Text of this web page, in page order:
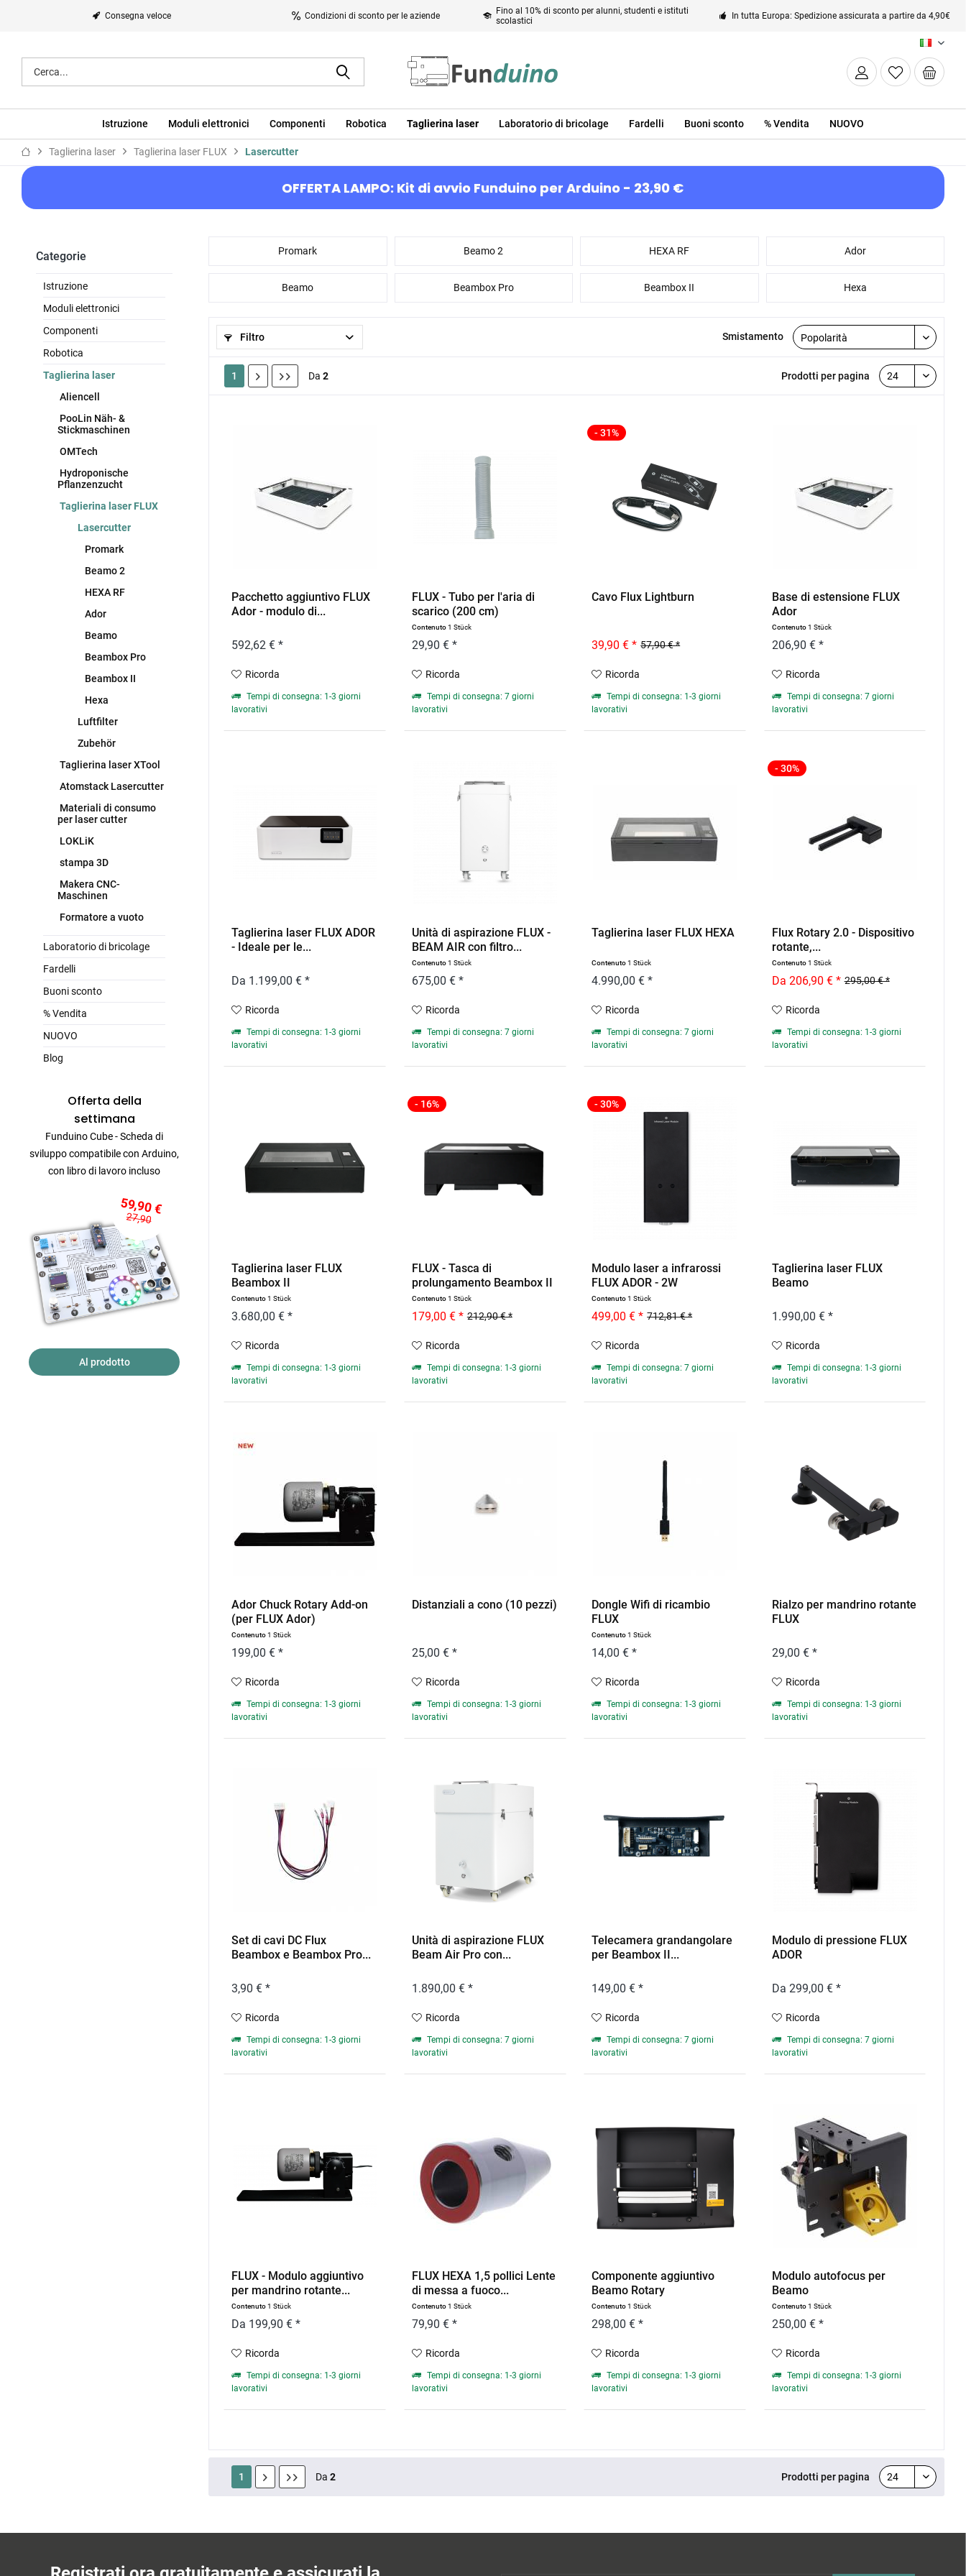
Consegna veloce Condizioni di sconto per le aziende
Fino al 10% di sconto per alunni, studenti e istituti
scolastici
In tutta Europa: Spedizione assicurata a partire da 4,90€
IT
Istruzione Moduli elettronici Componenti Robotica Taglierina laser Laboratorio di bricolage Fardelli Buoni sconto % Vendita NUOVO
Taglierina laser Taglierina laser FLUX Lasercutter
OFFERTA LAMPO: Kit di avvio Funduino per Arduino - 23,90 €
Categorie
Istruzione
Moduli elettronici
Componenti
Robotica
Taglierina laser
Aliencell
PooLin Näh- &
Stickmaschinen
OMTech
Hydroponische
Pflanzenzucht
Taglierina laser FLUX
Lasercutter
Promark
Beamo 2
HEXA RF
Ador
Beamo
Beambox Pro
Beambox II
Hexa
Luftfilter
Zubehör
Taglierina laser XTool
Atomstack Lasercutter
Materiali di consumo
per laser cutter
LOKLiK
stampa 3D
Makera CNC-
Maschinen
Formatore a vuoto
Laboratorio di bricolage
Fardelli
Buoni sconto
% Vendita
NUOVO
Blog
Offerta della
settimana
Funduino Cube - Scheda di
sviluppo compatibile con Arduino,
con libro di lavoro incluso
59,90 €
27,90
Al prodotto
Promark Beamo 2 HEXA RF Ador
Beamo Beambox Pro Beambox II Hexa
Filtro Smistamento
1 Da 2 Prodotti per pagina
Pacchetto aggiuntivo FLUX
Ador - modulo di...
592,62 € *
Ricorda
Tempi di consegna: 1-3 giorni
lavorativi
FLUX - Tubo per l'aria di
scarico (200 cm)
Contenuto1 Stück
29,90 € *
Ricorda
Tempi di consegna: 7 giorni
lavorativi
- 31%
Cavo Flux Lightburn
57,90 € *
39,90 € *
Ricorda
Tempi di consegna: 1-3 giorni
lavorativi
Base di estensione FLUX
Ador
Contenuto1 Stück
206,90 € *
Ricorda
Tempi di consegna: 7 giorni
lavorativi
Taglierina laser FLUX ADOR
- Ideale per le...
Da 1.199,00 € *
Ricorda
Tempi di consegna: 1-3 giorni
lavorativi
Unità di aspirazione FLUX -
BEAM AIR con filtro...
Contenuto1 Stück
675,00 € *
Ricorda
Tempi di consegna: 7 giorni
lavorativi
Taglierina laser FLUX HEXA
Contenuto1 Stück
4.990,00 € *
Ricorda
Tempi di consegna: 7 giorni
lavorativi
- 30%
Flux Rotary 2.0 - Dispositivo
rotante,...
Contenuto1 Stück
295,00 € *
Da 206,90 € *
Ricorda
Tempi di consegna: 1-3 giorni
lavorativi
Taglierina laser FLUX
Beambox II
Contenuto1 Stück
3.680,00 € *
Ricorda
Tempi di consegna: 1-3 giorni
lavorativi
- 16%
FLUX - Tasca di
prolungamento Beambox II
Contenuto1 Stück
212,90 € *
179,00 € *
Ricorda
Tempi di consegna: 1-3 giorni
lavorativi
- 30%
Modulo laser a infrarossi
FLUX ADOR - 2W
Contenuto1 Stück
712,81 € *
499,00 € *
Ricorda
Tempi di consegna: 7 giorni
lavorativi
Taglierina laser FLUX
Beamo
1.990,00 € *
Ricorda
Tempi di consegna: 1-3 giorni
lavorativi
Ador Chuck Rotary Add-on
(per FLUX Ador)
Contenuto1 Stück
199,00 € *
Ricorda
Tempi di consegna: 1-3 giorni
lavorativi
Distanziali a cono (10 pezzi)
25,00 € *
Ricorda
Tempi di consegna: 1-3 giorni
lavorativi
Dongle Wifi di ricambio
FLUX
Contenuto1 Stück
14,00 € *
Ricorda
Tempi di consegna: 1-3 giorni
lavorativi
Rialzo per mandrino rotante
FLUX
29,00 € *
Ricorda
Tempi di consegna: 1-3 giorni
lavorativi
Set di cavi DC Flux
Beambox e Beambox Pro...
3,90 € *
Ricorda
Tempi di consegna: 1-3 giorni
lavorativi
Unità di aspirazione FLUX
Beam Air Pro con...
1.890,00 € *
Ricorda
Tempi di consegna: 7 giorni
lavorativi
Telecamera grandangolare
per Beambox II...
149,00 € *
Ricorda
Tempi di consegna: 7 giorni
lavorativi
Modulo di pressione FLUX
ADOR
Da 299,00 € *
Ricorda
Tempi di consegna: 7 giorni
lavorativi
FLUX - Modulo aggiuntivo
per mandrino rotante...
Contenuto1 Stück
Da 199,90 € *
Ricorda
Tempi di consegna: 1-3 giorni
lavorativi
FLUX HEXA 1,5 pollici Lente
di messa a fuoco...
Contenuto1 Stück
79,90 € *
Ricorda
Tempi di consegna: 1-3 giorni
lavorativi
Componente aggiuntivo
Beamo Rotary
Contenuto1 Stück
298,00 € *
Ricorda
Tempi di consegna: 1-3 giorni
lavorativi
Modulo autofocus per
Beamo
Contenuto1 Stück
250,00 € *
Ricorda
Tempi di consegna: 1-3 giorni
lavorativi
1 Da 2 Prodotti per pagina